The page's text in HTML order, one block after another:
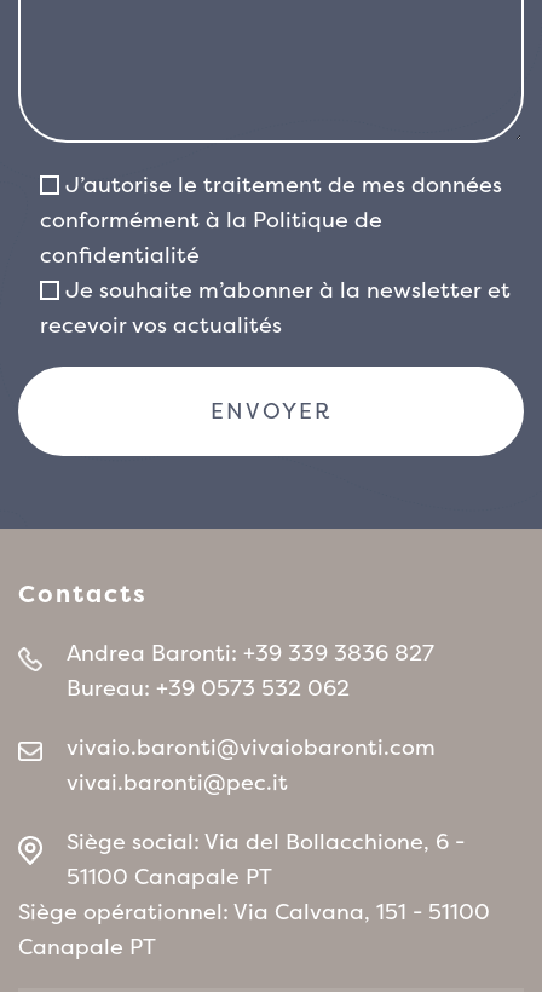
J’autorise le traitement de mes données
conformément à la Politique de
confidentialité
Je souhaite m’abonner à la newsletter et
recevoir vos actualités
Contacts
Andrea Baronti: +39 339 3836 827
Bureau: +39 0573 532 062
vivaio.baronti@vivaiobaronti.com
vivai.baronti@pec.it
Siège social: Via del Bollacchione, 6 -
51100 Canapale PT
Siège opérationnel: Via Calvana, 151 - 51100
Canapale PT